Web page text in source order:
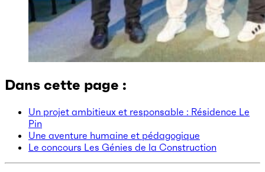
Dans cette page :
Un projet ambitieux et responsable : Résidence Le
Pin
Une aventure humaine et pédagogique
Le concours Les Génies de la Construction